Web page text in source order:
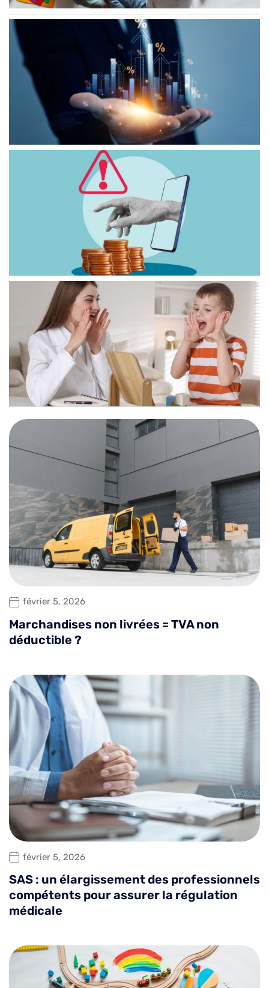
février 5, 2026
Marchandises non livrées = TVA non
déductible ?
février 5, 2026
SAS : un élargissement des professionnels
compétents pour assurer la régulation
médicale